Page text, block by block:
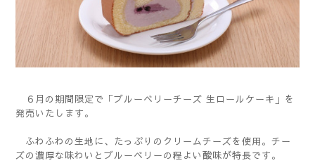
６月の期間限定で「ブルーベリーチーズ 生ロールケーキ」を
発売いたします。
ふわふわの生地に、たっぷりのクリームチーズを使用。チー
ズの濃厚な味わいとブルーベリーの程よい酸味が特長です。